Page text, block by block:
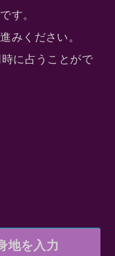
す。
みください。
に占うことがで
地を入力